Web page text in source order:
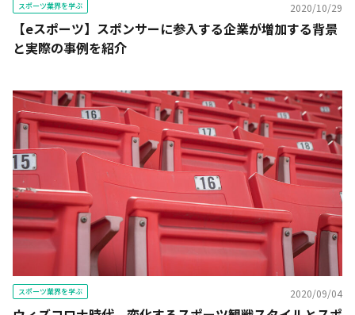
スポーツ業界を学ぶ 2020/10/29
【eスポーツ】スポンサーに参入する企業が増加する背景
と実際の事例を紹介
スポーツ業界を学ぶ 2020/09/04